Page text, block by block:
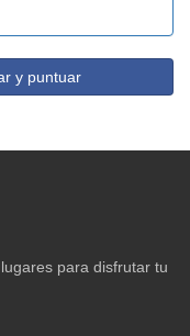
y puntuar
para disfrutar tu